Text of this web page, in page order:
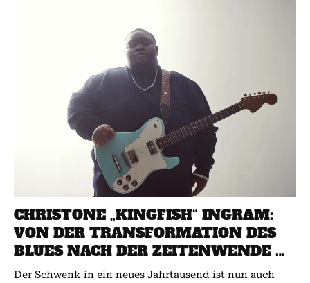
CHRISTONE „KINGFISH“ INGRAM:
VON DER TRANSFORMATION DES
BLUES NACH DER ZEITENWENDE …
Der Schwenk in ein neues Jahrtausend ist nun auch